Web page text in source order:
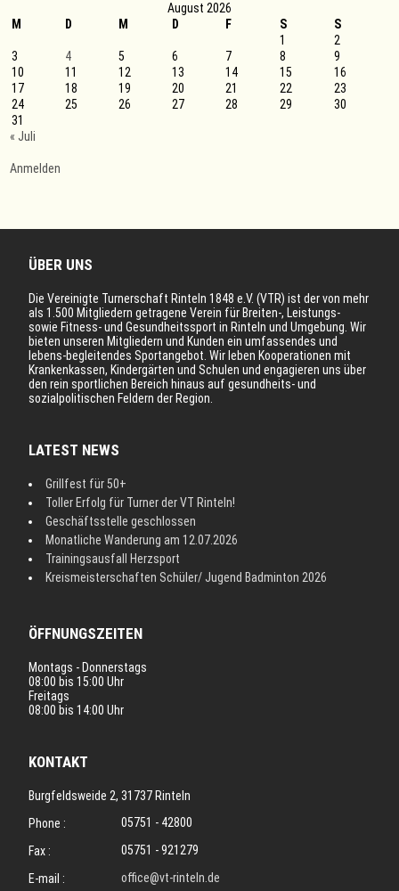
August 2026
M
D M D F S
S
1
2
3
4 5 6 7 8
9
10
11 12 13 14 15
16
17
18 19 20 21 22
23
24
25 26 27 28 29
30
31
« Juli
Anmelden
ÜBER UNS
Die Vereinigte Turnerschaft Rinteln 1848 e.V. (VTR) ist der von mehr
als 1.500 Mitgliedern getragene Verein für Breiten-, Leistungs-
sowie Fitness- und Gesundheitssport in Rinteln und Umgebung. Wir
bieten unseren Mitgliedern und Kunden ein umfassendes und
lebens-begleitendes Sportangebot. Wir leben Kooperationen mit
Krankenkassen, Kindergärten und Schulen und engagieren uns über
den rein sportlichen Bereich hinaus auf gesundheits- und
sozialpolitischen Feldern der Region.
LATEST NEWS
Grillfest für 50+
Toller Erfolg für Turner der VT Rinteln!
Geschäftsstelle geschlossen
Monatliche Wanderung am 12.07.2026
Trainingsausfall Herzsport
Kreismeisterschaften Schüler/ Jugend Badminton 2026
ÖFFNUNGSZEITEN
Montags - Donnerstags
08:00 bis 15:00 Uhr
Freitags
08:00 bis 14:00 Uhr
KONTAKT
Burgfeldsweide 2, 31737 Rinteln
Phone :
05751 - 42800
Fax :
05751 - 921279
E-mail :
office@vt-rinteln.de